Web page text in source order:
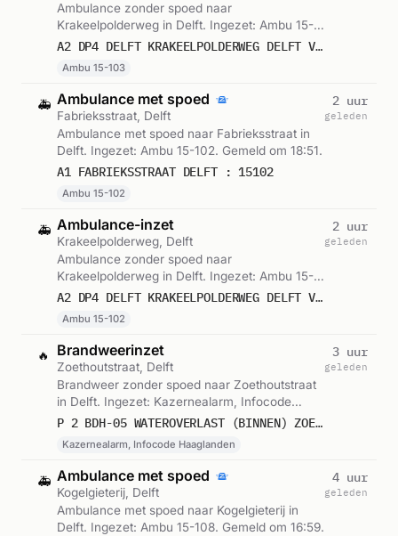
Ambulance zonder spoed naar
Krakeelpolderweg in Delft. Ingezet: Ambu 15-
103. Gemeld om 18:51.
A2 DP4 DELFT KRAKEELPOLDERWEG DELFT VWS 15103
Ambu 15-103
🚑 Ambulance met spoed
Fabrieksstraat, Delft
Ambulance met spoed naar Fabrieksstraat in
Delft. Ingezet: Ambu 15-102. Gemeld om 18:51.
A1 FABRIEKSSTRAAT DELFT : 15102
Ambu 15-102
2 uur
geleden
🚑 Ambulance-inzet
Krakeelpolderweg, Delft
Ambulance zonder spoed naar
Krakeelpolderweg in Delft. Ingezet: Ambu 15-
102. Gemeld om 18:19.
A2 DP4 DELFT KRAKEELPOLDERWEG DELFT VWS 15102
Ambu 15-102
2 uur
geleden
🔥 Brandweerinzet
Zoethoutstraat, Delft
Brandweer zonder spoed naar Zoethoutstraat
in Delft. Ingezet: Kazernealarm, Infocode
Haaglanden. Gemeld om 17:45.
P 2 BDH-05 WATEROVERLAST (BINNEN) ZOETHOUTSTRAAT DELFT 155530
Kazernealarm, Infocode Haaglanden
3 uur
geleden
🚑 Ambulance met spoed
Kogelgieterij, Delft
Ambulance met spoed naar Kogelgieterij in
Delft. Ingezet: Ambu 15-108. Gemeld om 16:59.
4 uur
geleden